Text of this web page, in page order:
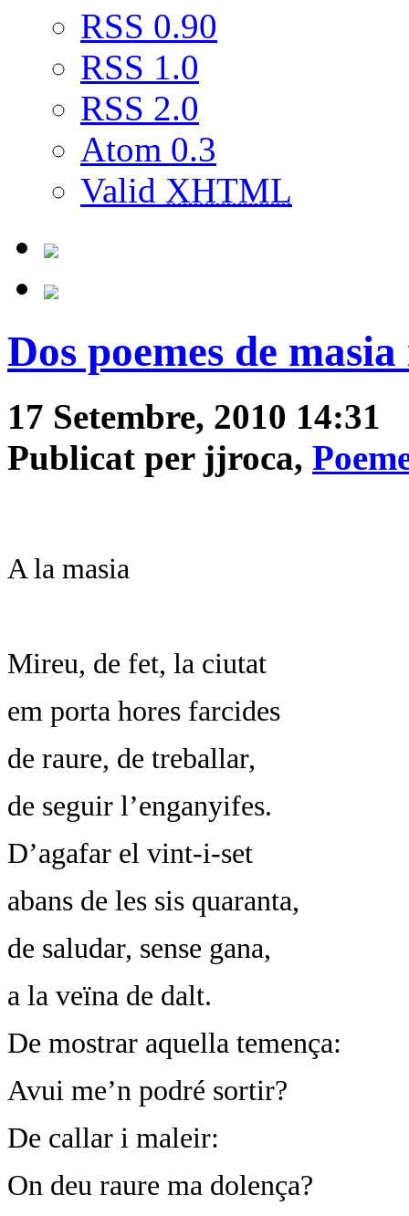
RSS 0.90
RSS 1.0
RSS 2.0
Atom 0.3
Valid XHTML
Dos poemes de
17 Setembre, 2010 14:31
Publicat per jjroca,
A la masia
Mireu, de fet, la ciutat
em porta hores farcides
de raure, de treballar,
de seguir l’enganyifes.
D’agafar el vint-i-set
abans de les sis quaranta,
de saludar, sense gana,
a la veïna de dalt.
De mostrar aquella temença:
Avui me’n podré sortir?
De callar i maleir:
On deu raure ma dolença?